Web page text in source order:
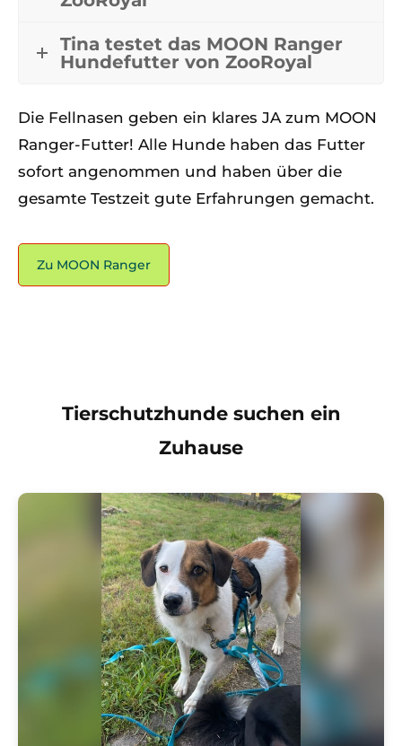
Tina testet das MOON Ranger
Hundefutter von ZooRoyal
Die Fellnasen geben ein klares JA zum MOON
Ranger-Futter! Alle Hunde haben das Futter
sofort angenommen und haben über die
gesamte Testzeit gute Erfahrungen gemacht.
Zu MOON Ranger
Tierschutzhunde suchen ein
Zuhause